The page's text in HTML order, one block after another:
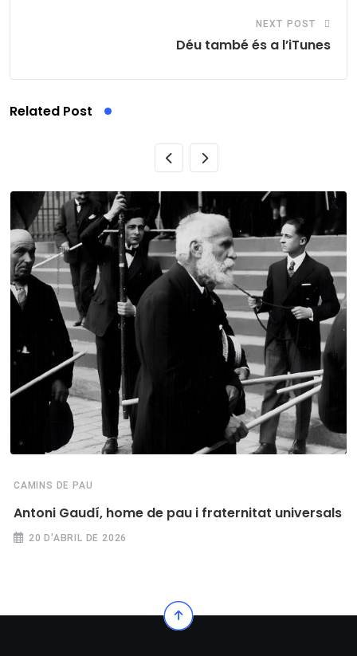
NEXT POST
Déu també és a l’iTunes
Related Post
CAMINS DE PAU
Antoni Gaudí, home de pau i fraternitat universals
20 D'ABRIL DE 2026